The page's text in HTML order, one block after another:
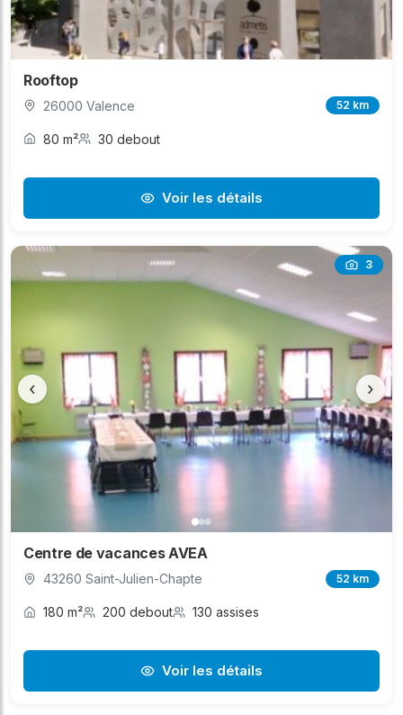
Rooftop
26000 Valence 52 km
80 m² 30 debout
Voir les détails
3
‹ ›
Centre de vacances AVEA
43260 Saint-Julien-Chapte 52 km
180 m² 200 debout 130 assises
Voir les détails